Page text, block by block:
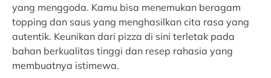
yang menggoda. Kamu bisa menemukan beragam
topping dan saus yang menghasilkan cita rasa yang
autentik. Keunikan dari pizza di sini terletak pada
bahan berkualitas tinggi dan resep rahasia yang
membuatnya istimewa.